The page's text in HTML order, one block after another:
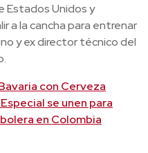
Estados Unidos y
a la cancha para entrenar
y ex director técnico del
con Cerveza
se unen para
en Colombia